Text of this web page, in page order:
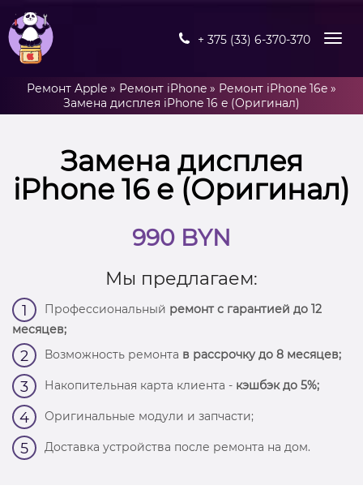
+ 375 (33) 6-370-370
Ремонт Apple » Ремонт iPhone » Ремонт iPhone 16e »
Замена дисплея iPhone 16 e (Оригинал)
Замена дисплея
iPhone 16 e (Оригинал)
990 BYN
Мы предлагаем:
1 Профессиональный ремонт с гарантией до 12
месяцев;
2 Возможность ремонта в рассрочку до 8 месяцев;
3 Накопительная карта клиента - кэшбэк до 5%;
4 Оригинальные модули и запчасти;
5 Доставка устройства после ремонта на дом.